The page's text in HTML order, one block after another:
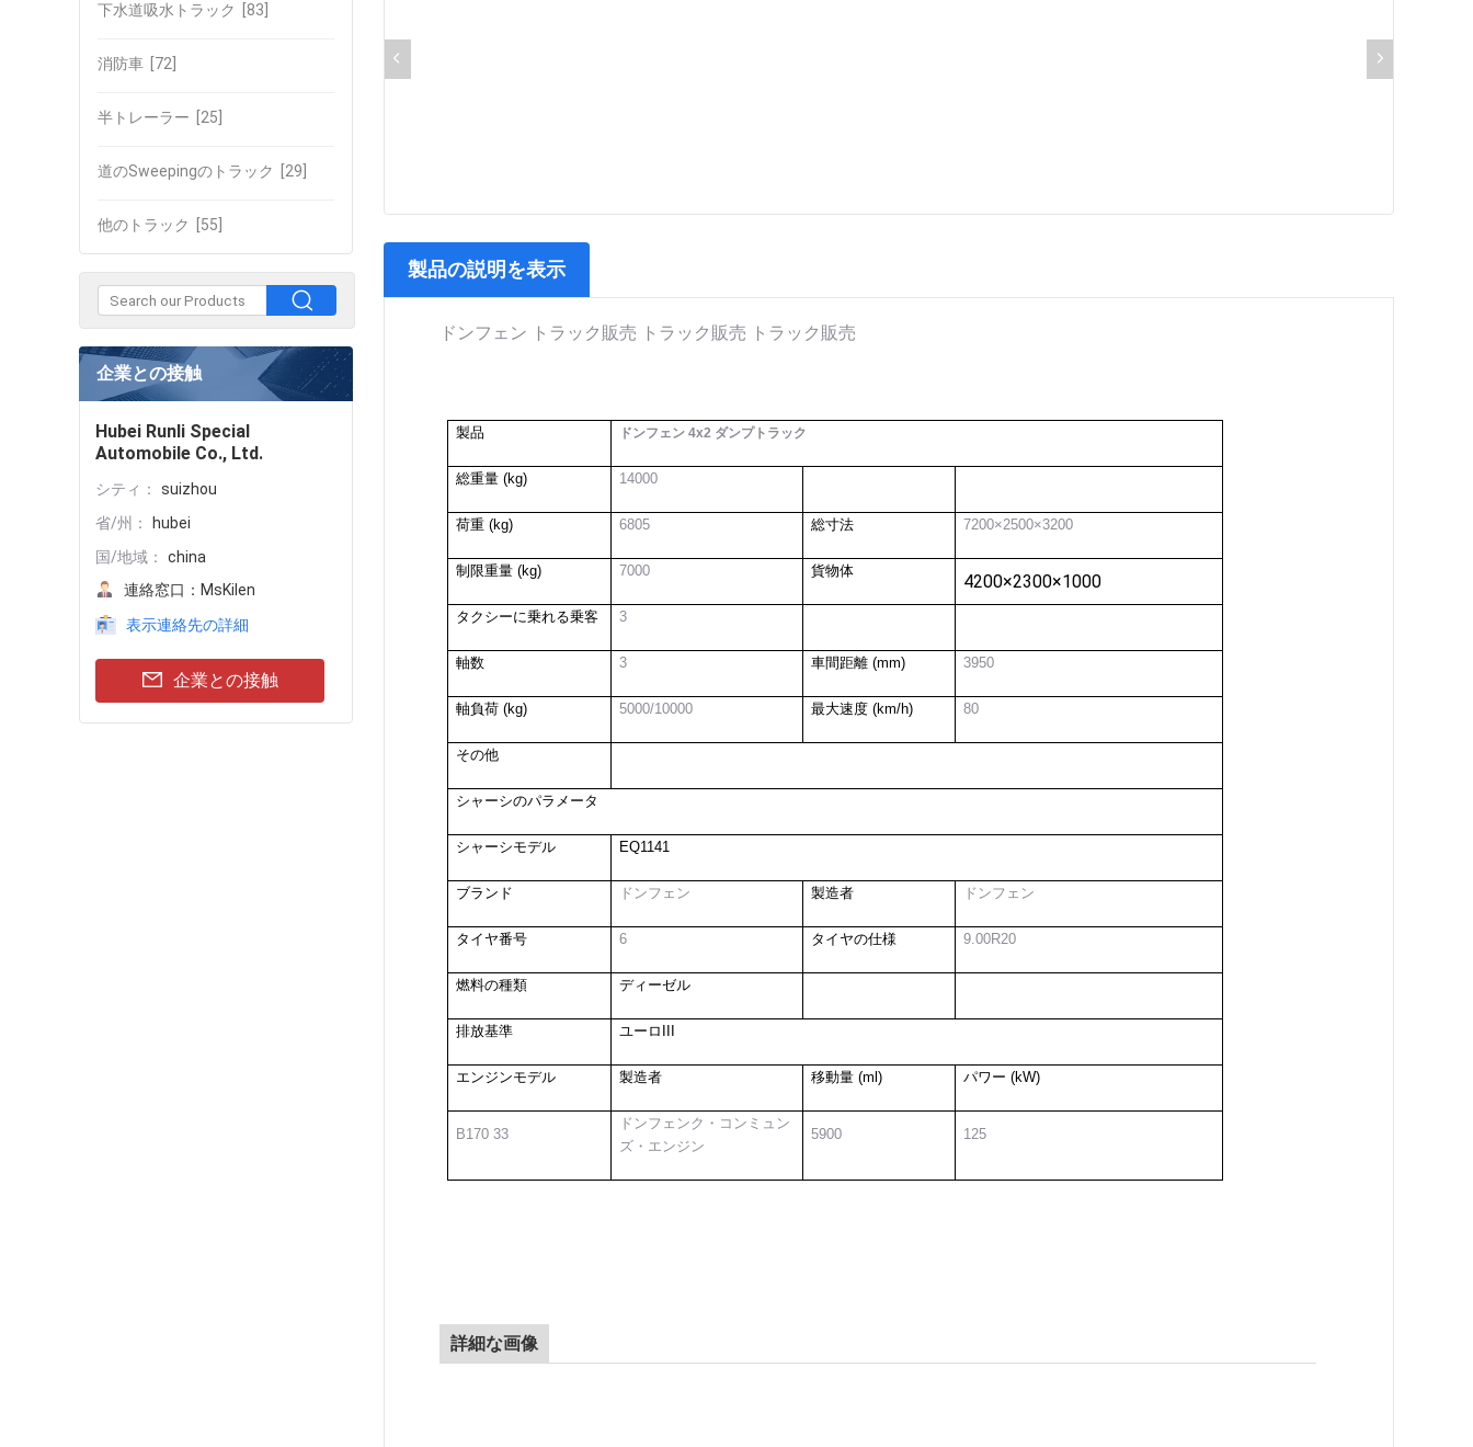
下水道吸水トラック [83]
消防車 [72]
半トレーラー [25]
道のSweepingのトラック [29]
他のトラック [55]
企業との接触
Hubei Runli Special
Automobile Co., Ltd.
シティ：
suizhou
省/州：
hubei
国/地域：
china
連絡窓口： MsKilen
表示連絡先の詳細
企業との接触
製品の説明を表示
ドンフェン トラック販売 トラック販売 トラック販売
製品 ドンフェン 4x2 ダンプトラック
総重量 (kg) 14000
荷重 (kg) 6805 総寸法 7200×2500×3200
制限重量 (kg) 7000 貨物体
4200×2300×1000
タクシーに乗れる乗客 3
軸数 3 車間距離 (mm) 3950
軸負荷 (kg) 5000/10000 最大速度 (km/h) 80
その他
シャーシのパラメータ
シャーシモデル EQ1141
ブランド ドンフェン 製造者 ドンフェン
タイヤ番号 6 タイヤの仕様 9.00R20
燃料の種類 ディーゼル
排放基準 ユーロIII
エンジンモデル 製造者 移動量 (ml) パワー (kW)
B170 33
ドンフェンク・コンミュン
ズ・エンジン
5900 125
詳細な画像